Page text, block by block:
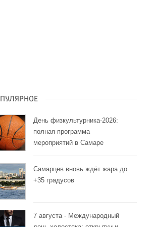
День физкультурника-2026:
полная программа
мероприятий в Самаре
Самарцев вновь ждёт жара до
+35 градусов
7 августа - Международный